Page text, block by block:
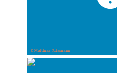
© Matthias Ritzmann